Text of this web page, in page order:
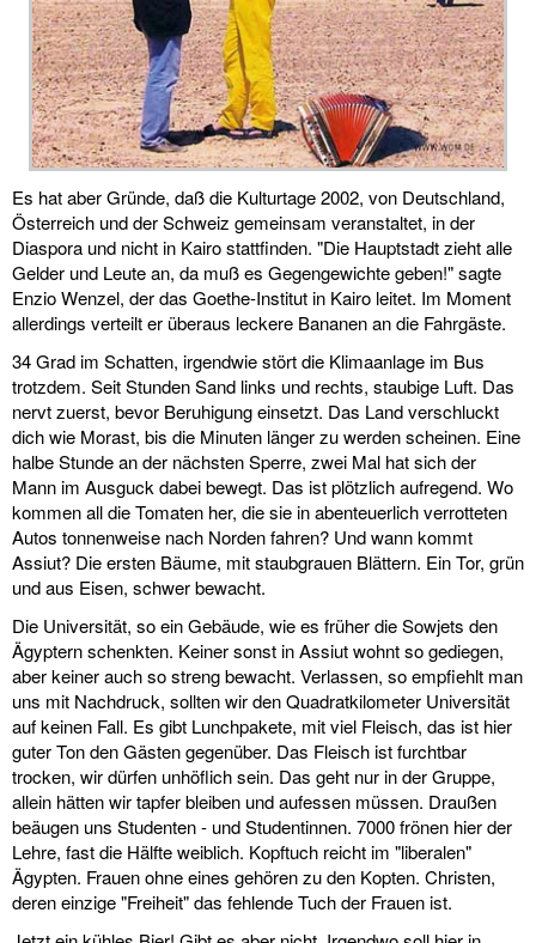
Es hat aber Gründe, daß die Kulturtage 2002, von Deutschland,
Österreich und der Schweiz gemeinsam veranstaltet, in der
Diaspora und nicht in Kairo stattfinden. "Die Hauptstadt zieht alle
Gelder und Leute an, da muß es Gegengewichte geben!" sagte
Enzio Wenzel, der das Goethe-Institut in Kairo leitet. Im Moment
allerdings verteilt er überaus leckere Bananen an die Fahrgäste.
34 Grad im Schatten, irgendwie stört die Klimaanlage im Bus
trotzdem. Seit Stunden Sand links und rechts, staubige Luft. Das
nervt zuerst, bevor Beruhigung einsetzt. Das Land verschluckt
dich wie Morast, bis die Minuten länger zu werden scheinen. Eine
halbe Stunde an der nächsten Sperre, zwei Mal hat sich der
Mann im Ausguck dabei bewegt. Das ist plötzlich aufregend. Wo
kommen all die Tomaten her, die sie in abenteuerlich verrotteten
Autos tonnenweise nach Norden fahren? Und wann kommt
Assiut? Die ersten Bäume, mit staubgrauen Blättern. Ein Tor, grün
und aus Eisen, schwer bewacht.
Die Universität, so ein Gebäude, wie es früher die Sowjets den
Ägyptern schenkten. Keiner sonst in Assiut wohnt so gediegen,
aber keiner auch so streng bewacht. Verlassen, so empfiehlt man
uns mit Nachdruck, sollten wir den Quadratkilometer Universität
auf keinen Fall. Es gibt Lunchpakete, mit viel Fleisch, das ist hier
guter Ton den Gästen gegenüber. Das Fleisch ist furchtbar
trocken, wir dürfen unhöflich sein. Das geht nur in der Gruppe,
allein hätten wir tapfer bleiben und aufessen müssen. Draußen
beäugen uns Studenten - und Studentinnen. 7000 frönen hier der
Lehre, fast die Hälfte weiblich. Kopftuch reicht im "liberalen"
Ägypten. Frauen ohne eines gehören zu den Kopten. Christen,
deren einzige "Freiheit" das fehlende Tuch der Frauen ist.